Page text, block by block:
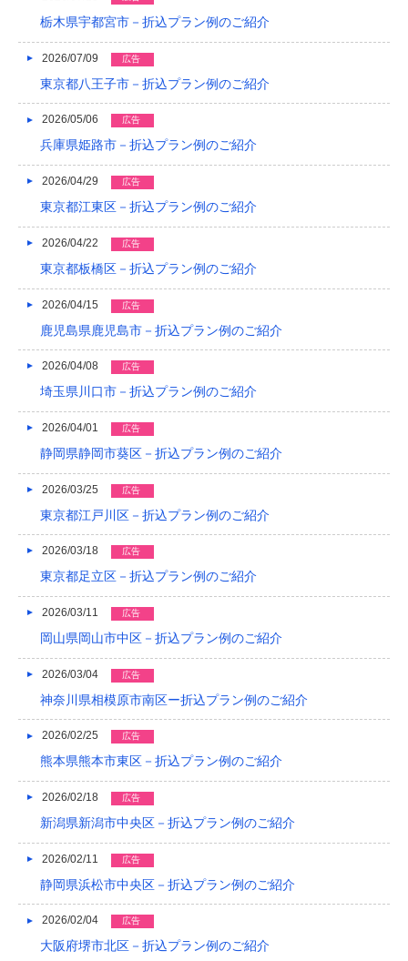
2022/08
2022/07
2022/06
2022/05
2022/04
2022/03
2022/02
2021/12
2021/11
2021/10
2021/09
2021/08
2021/05
2021/04
2020/12
2020/08
2020/04
2019/12
2019/08
2019/07
2019/06
2019/05
栃木県宇都宮市－折込プラン例のご紹介
2026/07/09 広告
東京都八王子市－折込プラン例のご紹介
2026/05/06 広告
兵庫県姫路市－折込プラン例のご紹介
2026/04/29 広告
東京都江東区－折込プラン例のご紹介
2026/04/22 広告
東京都板橋区－折込プラン例のご紹介
2026/04/15 広告
鹿児島県鹿児島市－折込プラン例のご紹介
2026/04/08 広告
埼玉県川口市－折込プラン例のご紹介
2026/04/01 広告
静岡県静岡市葵区－折込プラン例のご紹介
2026/03/25 広告
東京都江戸川区－折込プラン例のご紹介
2026/03/18 広告
東京都足立区－折込プラン例のご紹介
2026/03/11 広告
岡山県岡山市中区－折込プラン例のご紹介
2026/03/04 広告
神奈川県相模原市南区ー折込プラン例のご紹介
2026/02/25 広告
熊本県熊本市東区－折込プラン例のご紹介
2026/02/18 広告
新潟県新潟市中央区－折込プラン例のご紹介
2026/02/11 広告
静岡県浜松市中央区－折込プラン例のご紹介
2026/02/04 広告
大阪府堺市北区－折込プラン例のご紹介